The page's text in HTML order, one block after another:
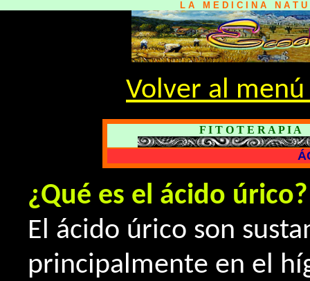
L A M E D I C I N A N A T
Volver al
F I T O T E R A P I
¿Qué es el ácido úrico?
El ácido úrico son
principalmente en el